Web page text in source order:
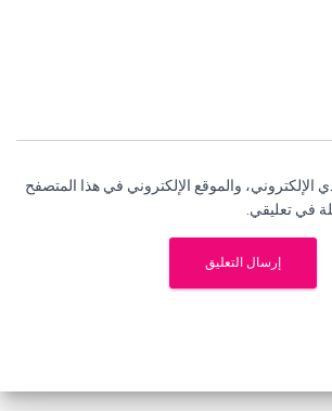
والموقع الإلكتروني في هذا المتصفح
في تعليقي.